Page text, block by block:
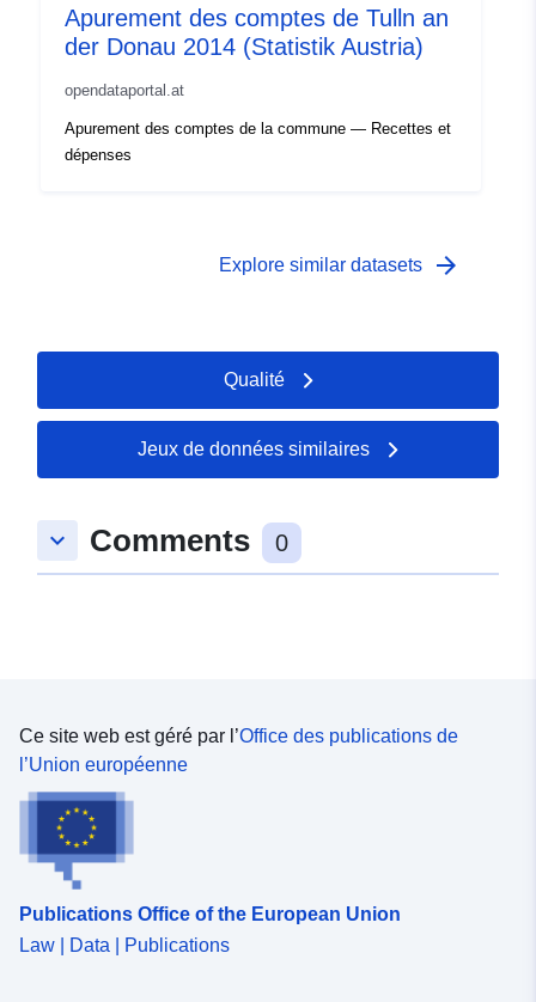
Apurement des comptes de Tulln an
der Donau 2014 (Statistik Austria)
opendataportal.at
Apurement des comptes de la commune — Recettes et
dépenses
Explore similar datasets arrow_forward
Qualité
Jeux de données similaires
keyboard_arrow_down Comments 0
Ce site web est géré par l’Office des publications de
l’Union européenne
Publications Office of the European Union
Law | Data | Publications